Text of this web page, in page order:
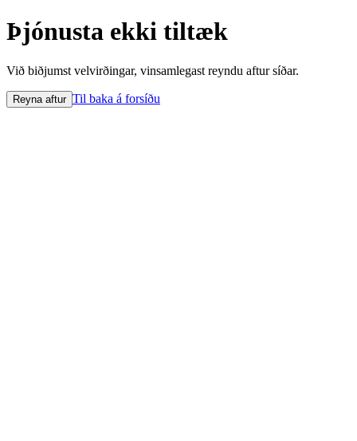
Þjónusta ekki tiltæk
Við biðjumst velvirðingar, vinsamlegast reyndu aftur síðar.
Reyna aftur Til baka á forsíðu